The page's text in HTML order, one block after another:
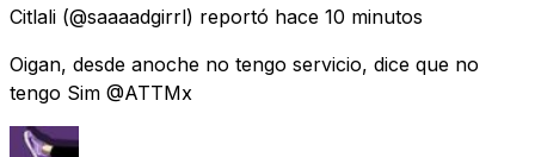
Citlali (@saaaadgirrl) reportó hace 10 minutos
Oigan, desde anoche no tengo servicio, dice que no
tengo Sim @ATTMx